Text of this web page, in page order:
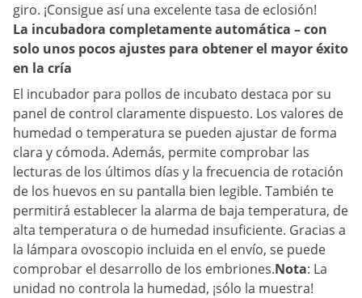
giro. ¡Consigue así una excelente tasa de eclosión!
La incubadora completamente automática – con
solo unos pocos ajustes para obtener el mayor éxito
en la cría
El incubador para pollos de incubato destaca por su
panel de control claramente dispuesto. Los valores de
humedad o temperatura se pueden ajustar de forma
clara y cómoda. Además, permite comprobar las
lecturas de los últimos días y la frecuencia de rotación
de los huevos en su pantalla bien legible. También te
permitirá establecer la alarma de baja temperatura, de
alta temperatura o de humedad insuficiente. Gracias a
la lámpara ovoscopio incluida en el envío, se puede
comprobar el desarrollo de los embriones.Nota: La
unidad no controla la humedad, ¡sólo la muestra!